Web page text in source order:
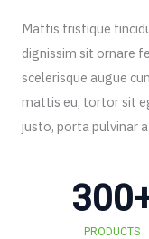
Mattis tristique
dignissim sit ornare
scelerisque augue
mattis eu, tortor sit
justo, porta pulvinar
300
PRODUCTS